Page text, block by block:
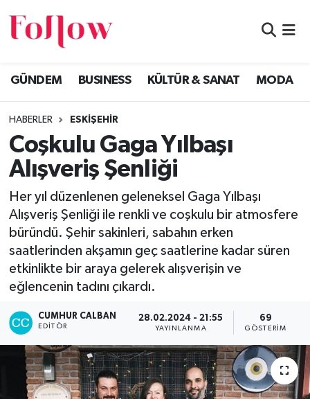
GÜNDEM BUSINESS KÜLTÜR & SANAT MODA
HABERLER ESKİŞEHİR
Coşkulu Gaga Yılbaşı
Alışveriş Şenliği
Her yıl düzenlenen geleneksel Gaga Yılbaşı
Alışveriş Şenliği ile renkli ve coşkulu bir atmosfere
büründü. Şehir sakinleri, sabahın erken
saatlerinden akşamın geç saatlerine kadar süren
etkinlikte bir araya gelerek alışverişin ve
eğlencenin tadını çıkardı.
CUMHUR CALBAN
EDITÖR
28.02.2024 - 21:55
YAYINLANMA
69
GÖSTERIM
GÜNDEM
BUSINESS
KÜLTÜR & SANAT
MODA
EĞİTİM
SAĞLIK & SPOR
Eskişehir Nöbetçi Eczaneler
Eskişehir Hava Durumu
Eskişehir Namaz Vakitleri
Eskişehir Trafik Yoğunluk Haritası
Süper Lig Puan Durumu ve Fikstür
Tüm Manşetler
Son Dakika Haberleri